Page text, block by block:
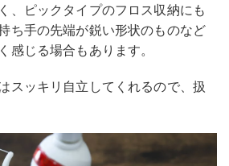
、ピックタイプのフロス収納にも
ち手の先端が鋭い形状のものなど
感じる場合もあります。
スッキリ自立してくれるので、扱